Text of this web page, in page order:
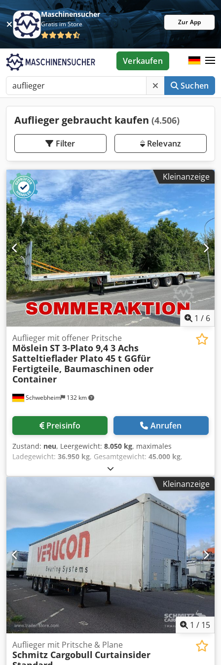
Maschinensucher
Gratis im Store Zur App
Suchen
Verkaufen
Auflieger gebraucht kaufen (4.506)
Filter Relevanz
Kleinanzeige
1 / 6
Schwebheim 132 km
Auflieger mit offener Pritsche
Möslein ST 3-Plato 9,4 3 Achs
Satteltieflader Plato 45 t GGfür
Fertigteile, Baumaschinen oder
Container
Preisinfo Anrufen
Zustand: neu, Leergewicht: 8.050 kg, maximales
Ladegewicht: 36.950 kg, Gesamtgewicht: 45.000 kg,
3 Achsen
Reifengröße:235 / 75 R 17,5, Farbe:Sonstige, Getriebetyp:
235 / 75 R 17,5
, Fahrerkabine: Sonstige,
, Kraftstoff:Biodiesel , Ausstattung:
ABS, Druckluftbremse, FEUERVERZINKT, Verstärkte
Ausführung, Luftgefedert mit Liftachse,
Achslastmanometer für Achslast, Länge Hochbett ca. 4.180
mm, Länge Tiefbett ca. 9.400 mm, Ladehöhe ca. 900 mm,
Stirnwand ca. 1.600 mm hoch, 14 x Rungentaschen im
Aussenrahmen, 3 x Quer- Rungenleisten, 24 x Zurrösen, 4
paar Containerverschlüsse für, 2 x 20 ft. ISO- Container
oder 1 x 40 ft ISO- Container, , Aufpreis für, Alu- Rampen =
Preis: 2.200 ¤, , , -- Druckfehler, Irrtümer und Änderungen
vorbehalten, Muster- Bilder --, Mehr Daten unter: !, More
Details: ! Credpfszrqnaex Aatsf
Kleinanzeige
1 / 15
Auflieger mit Pritsche & Plane
Schmitz Cargobull Curtainsider